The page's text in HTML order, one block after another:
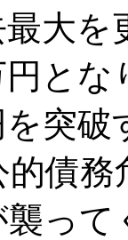
大
と
突
債
っ